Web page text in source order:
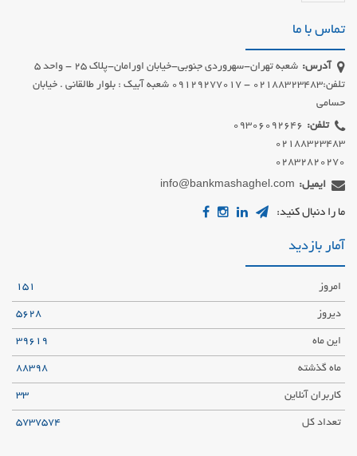
تماس با ما
آدرس:
شعبه تهران-سهروردی جنوبی-خیابان اورامان-پلاک 25 - واحد 5
تلفن:02188323483 - 09129277017 شعبه آبیک : بلوار طالقانی . خیابان
حسامی
تلفن:
02832820270
ایمیل: info@bankmashaghel.com
ما را دنبال کنید:
آمار بازدید
امروز 151
دیروز 5628
این ماه 39619
ماه گذشته 88398
کاربران آنلاین 33
تعداد کل 5737574